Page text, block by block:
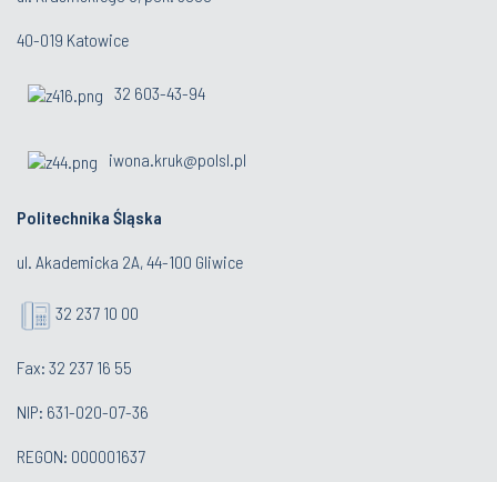
40-019 Katowice
32 603-43-94
iwona.kruk@polsl.pl
Politechnika Śląska
ul. Akademicka 2A, 44-100 Gliwice
32 237 10 00
Fax: 32 237 16 55
NIP: 631-020-07-36
REGON: 000001637